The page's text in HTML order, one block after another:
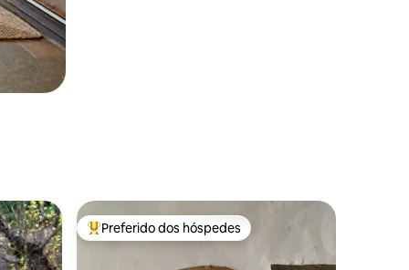
Entre os melhores preferidos dos hóspedes
Preferido dos hóspedes